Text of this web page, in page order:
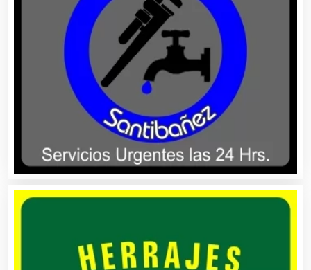
Asociaciones Civiles
Asociaciones Empresariales
Audio, Sonido e Iluminación
Audios para Eventos